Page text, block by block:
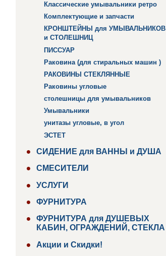
Классические умывальники ретро
Комплектующие и запчасти
КРОНШТЕЙНЫ для УМЫВАЛЬНИКОВ
и СТОЛЕШНИЦ
ПИССУАР
Раковина (для стиральных машин )
РАКОВИНЫ СТЕКЛЯННЫЕ
Раковины угловые
столешницы для умывальников
Умывальники
унитазы угловые, в угол
ЭСТЕТ
СИДЕНИЕ для ВАННЫ и ДУША
СМЕСИТЕЛИ
УСЛУГИ
ФУРНИТУРА
ФУРНИТУРА для ДУШЕВЫХ
КАБИН, ОГРАЖДЕНИЙ, СТЕКЛА
Акции и Скидки!